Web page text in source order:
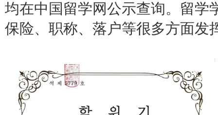
均在中国留学网公示查询。留学
保险、职称、落户等很多方面发